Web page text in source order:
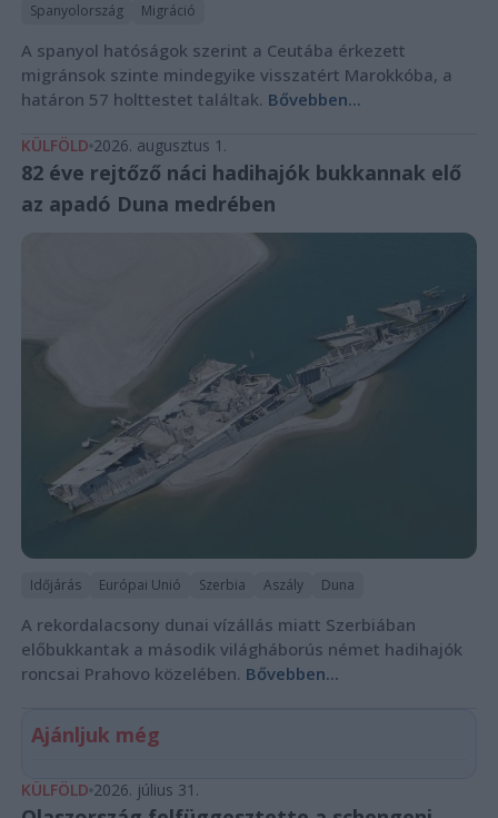
Spanyolország Migráció
A spanyol hatóságok szerint a Ceutába érkezett
migránsok szinte mindegyike visszatért Marokkóba, a
határon 57 holttestet találtak. Bővebben...
KÜLFÖLD 2026. augusztus 1.
82 éve rejtőző náci hadihajók bukkannak elő
az apadó Duna medrében
Időjárás Európai Unió Szerbia Aszály Duna
A rekordalacsony dunai vízállás miatt Szerbiában
előbukkantak a második világháborús német hadihajók
roncsai Prahovo közelében. Bővebben...
Ajánljuk még
KÜLFÖLD 2026. július 31.